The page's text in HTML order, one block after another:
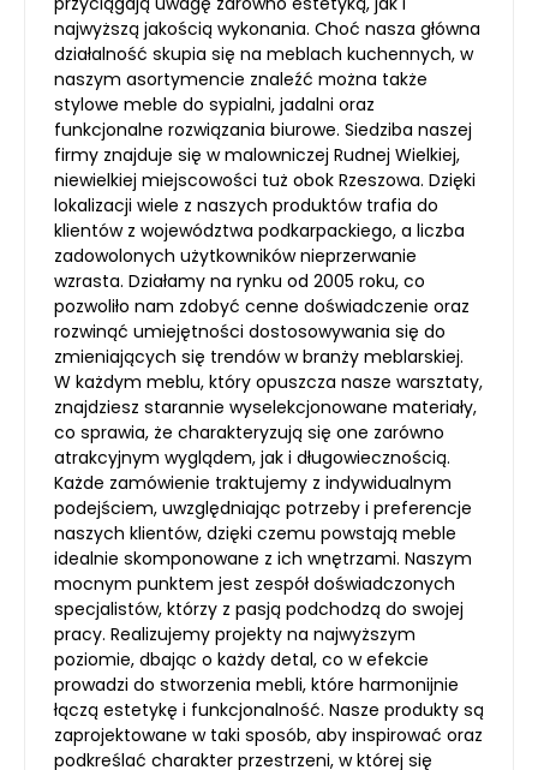
najwyższą jakością wykonania. Choć nasza główna
działalność skupia się na meblach kuchennych, w
naszym asortymencie znaleźć można także
stylowe meble do sypialni, jadalni oraz
funkcjonalne rozwiązania biurowe. Siedziba naszej
firmy znajduje się w malowniczej Rudnej Wielkiej,
niewielkiej miejscowości tuż obok Rzeszowa. Dzięki
lokalizacji wiele z naszych produktów trafia do
klientów z województwa podkarpackiego, a liczba
zadowolonych użytkowników nieprzerwanie
wzrasta. Działamy na rynku od 2005 roku, co
pozwoliło nam zdobyć cenne doświadczenie oraz
rozwinąć umiejętności dostosowywania się do
zmieniających się trendów w branży meblarskiej.
W każdym meblu, który opuszcza nasze warsztaty,
znajdziesz starannie wyselekcjonowane materiały,
co sprawia, że charakteryzują się one zarówno
atrakcyjnym wyglądem, jak i długowiecznością.
Każde zamówienie traktujemy z indywidualnym
podejściem, uwzględniając potrzeby i preferencje
naszych klientów, dzięki czemu powstają meble
idealnie skomponowane z ich wnętrzami. Naszym
mocnym punktem jest zespół doświadczonych
specjalistów, którzy z pasją podchodzą do swojej
pracy. Realizujemy projekty na najwyższym
poziomie, dbając o każdy detal, co w efekcie
prowadzi do stworzenia mebli, które harmonijnie
łączą estetykę i funkcjonalność. Nasze produkty są
zaprojektowane w taki sposób, aby inspirować oraz
podkreślać charakter przestrzeni, w której się